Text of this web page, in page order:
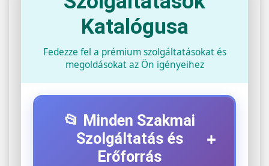
Katalógusa
Fedezze fel a prémium szolgáltatásokat és
megoldásokat az Ön igényeihez
📂 Minden Szakmai
Szolgáltatás és
Erőforrás
+